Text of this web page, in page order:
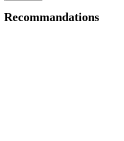
Recommandations